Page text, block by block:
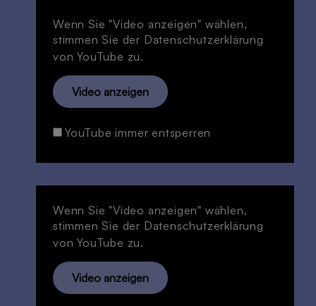
Wenn Sie "Video anzeigen" wählen,
stimmen Sie der Datenschutzerklärung
von YouTube zu.
Video anzeigen
YouTube immer entsperren
Wenn Sie "Video anzeigen" wählen,
stimmen Sie der Datenschutzerklärung
von YouTube zu.
Video anzeigen